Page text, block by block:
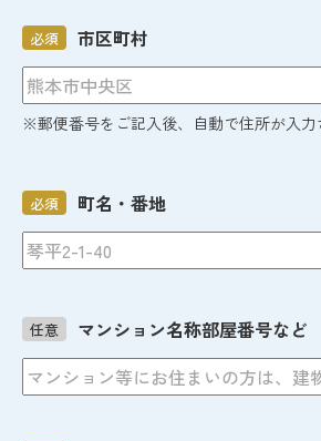
市区町村
必須
※郵便番号をご記入後、自動で住所が入力
町名・番地
必須
マンション名称部屋番号など
任意